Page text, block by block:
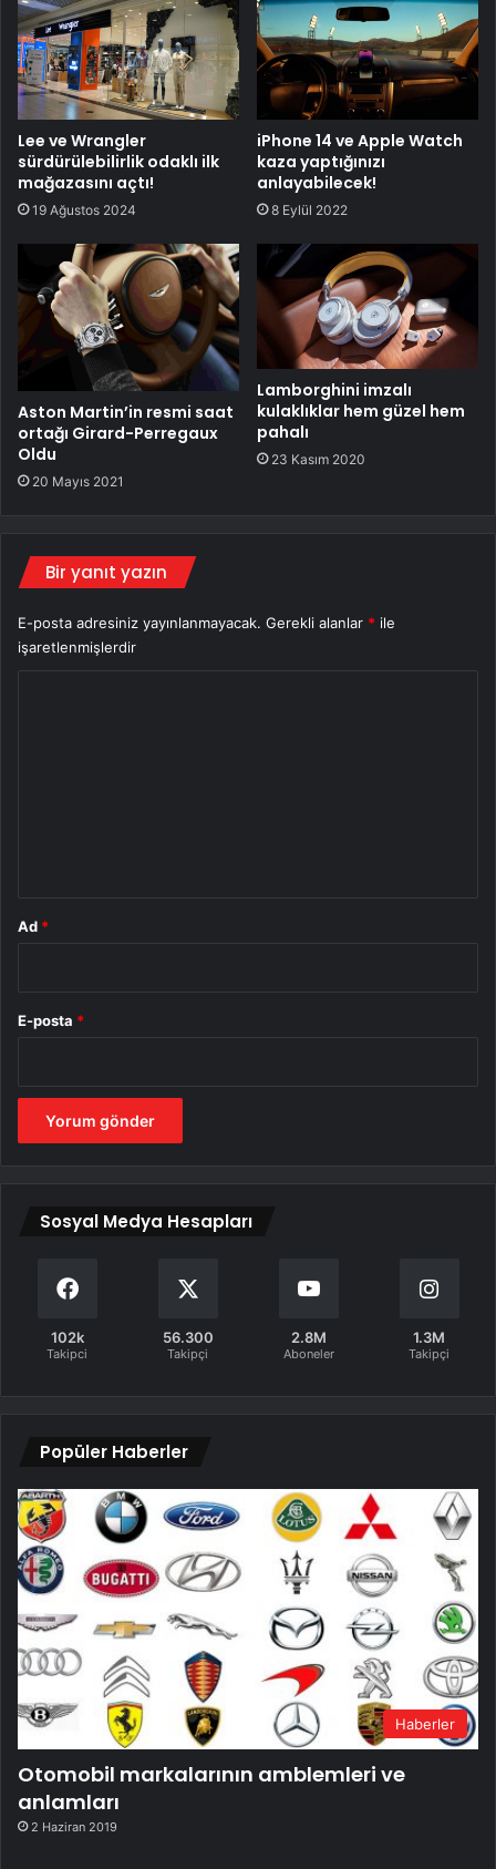
Lee ve Wrangler
sürdürülebilirlik odaklı ilk
mağazasını açtı!
19 Ağustos 2024
iPhone 14 ve Apple Watch
kaza yaptığınızı
anlayabilecek!
8 Eylül 2022
Aston Martin’in resmi saat
ortağı Girard-Perregaux
Oldu
20 Mayıs 2021
Lamborghini imzalı
kulaklıklar hem güzel hem
pahalı
23 Kasım 2020
Bir yanıt yazın
E-posta adresiniz yayınlanmayacak. Gerekli alanlar * ile
işaretlenmişlerdir
Ad *
E-posta *
Sosyal Medya Hesapları
102k
Takipci
56.300
Takipçi
2.8M
Aboneler
1.3M
Takipçi
Popüler Haberler
Haberler
Otomobil markalarının amblemleri ve
anlamları
2 Haziran 2019